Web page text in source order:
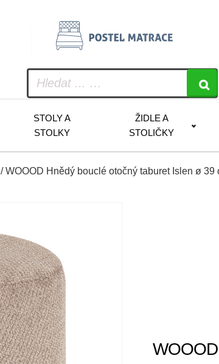
STOLY A
STOLKY
ŽIDLE A
STOLIČKY
/ WOOOD Hnědý bouclé otočný taburet Islen ø 39